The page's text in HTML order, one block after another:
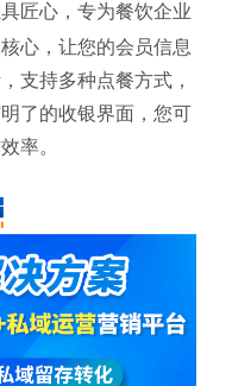
匠心，专为餐饮企业
心，让您的会员信息
支持多种点餐方式，
了的收银界面，您可
率。